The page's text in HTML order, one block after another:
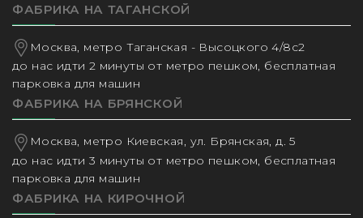
ФАБРИКА НА ТАГАНСКОЙ
Москва, метро Таганская - Высоцкого 4/8с2
до нас идти 2 минуты от метро пешком, бесплатная
парковка для машин
ФАБРИКА НА БРЯНСКОЙ
Москва, метро Киевская, ул. Брянская, д. 5
до нас идти 3 минуты от метро пешком, бесплатная
парковка для машин
ФАБРИКА НА КИРОЧНОЙ